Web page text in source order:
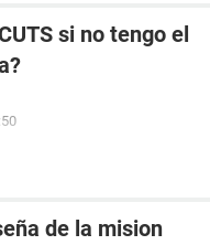
si no tengo el
de la mision